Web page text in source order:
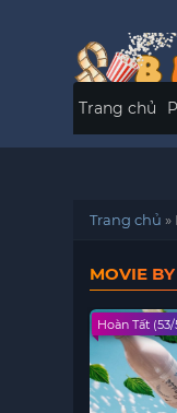
Trang chủ
Trang chủ »
MOVIE
Hoàn Tất (53/